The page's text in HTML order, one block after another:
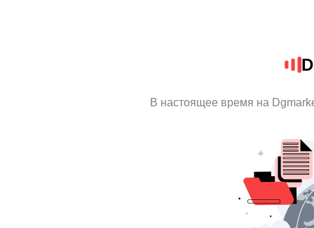
В настоящее время на